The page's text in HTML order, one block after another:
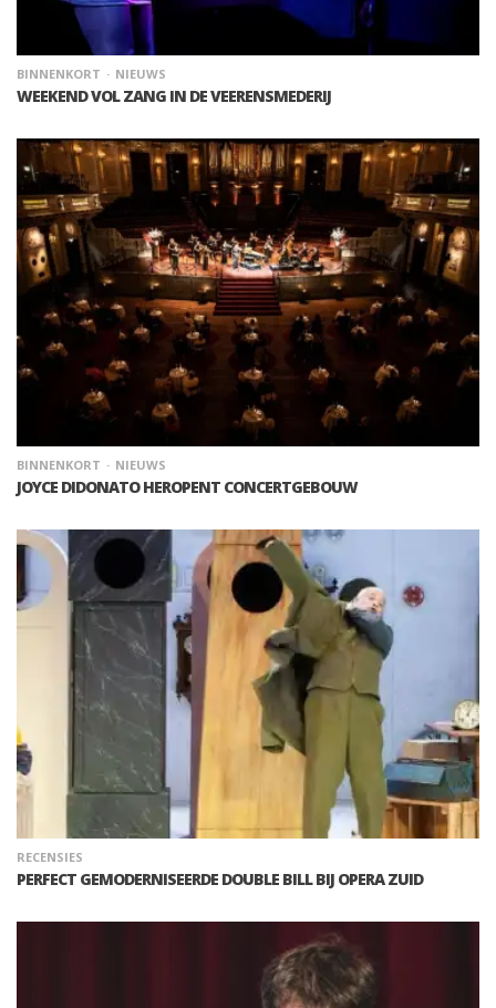
BINNENKORT NIEUWS
WEEKEND VOL ZANG IN DE VEERENSMEDERIJ
BINNENKORT NIEUWS
JOYCE DIDONATO HEROPENT CONCERTGEBOUW
RECENSIES
PERFECT GEMODERNISEERDE DOUBLE BILL BIJ OPERA ZUID